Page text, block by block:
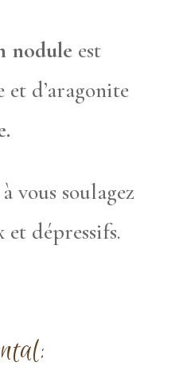
nodule est
et d’aragonite
vous soulagez
et dépressifs.